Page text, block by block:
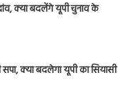
क्या बदलेंगे यूपी चुनाव के
सपा, क्या बदलेगा यूपी का सियासी